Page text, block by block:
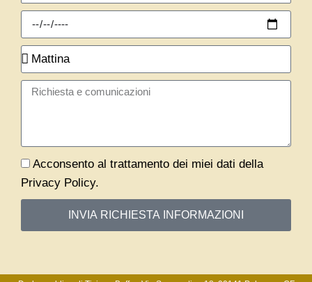
Richiedi
appuntamento
Quando?
Message
Privacy
Acconsento al trattamento dei miei dati della
Privacy Policy.
INVIA RICHIESTA INFORMAZIONI